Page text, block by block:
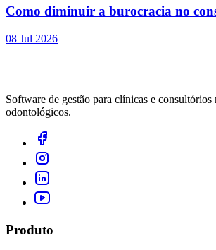
Como diminuir a burocracia no
08 Jul 2026
Software de gestão para clínicas e consultórios
odontológicos.
Produto